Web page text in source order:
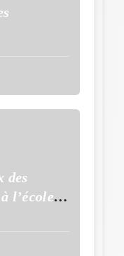
des
l’école